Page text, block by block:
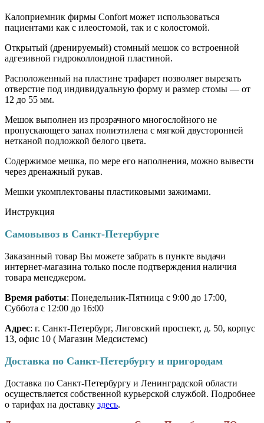
Калоприемник фирмы Confort может использоваться
пациентами как с илеостомой, так и с колостомой.
Открытый (дренируемый) стомный мешок со встроенной
адгезивной гидроколлоидной пластиной.
Расположенный на пластине трафарет позволяет вырезать
отверстие под индивидуальную форму и размер стомы — от
12 до 55 мм.
Мешок выполнен из прозрачного многослойного не
пропускающего запах полиэтилена с мягкой двусторонней
нетканой подложкой белого цвета.
Содержимое мешка, по мере его наполнения, можно вывести
через дренажный рукав.
Мешки укомплектованы пластиковыми зажимами.
Инструкция
Самовывоз в Санкт-Петербурге
Заказанный товар Вы можете забрать в пункте выдачи
интернет-магазина только после подтверждения наличия
товара менеджером.
Время работы: Понедельник-Пятница с 9:00 до 17:00,
Суббота с 12:00 до 16:00
Адрес: г. Санкт-Петербург, Лиговский проспект, д. 50, корпус
13, офис 10 ( Магазин Медсистемс)
Доставка по Санкт-Петербургу и пригородам
Доставка по Санкт-Петербургу и Ленинградской области
осуществляется собственной курьерской службой. Подробнее
о тарифах на доставку здесь.